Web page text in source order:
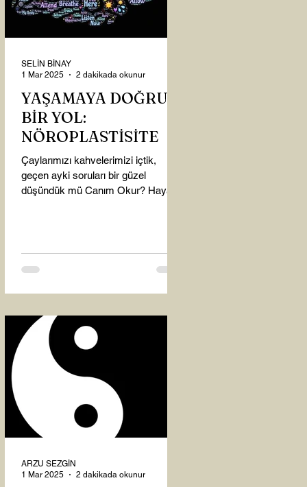
YAŞAMAYA DOĞRU
BİR YOL:
NÖROPLASTİSİTE
Çaylarımızı kahvelerimizi içtik,
geçen ayki soruları bir güzel
düşündük mü Canım Okur? Hayatta
SELİN BİNAY
1 Mar 2025
2 dakikada okunur
ARZU SEZGİN
1 Mar 2025
2 dakikada okunur